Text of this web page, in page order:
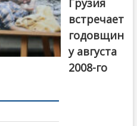
Грузия
встречает
годовщин
у августа
2008-го